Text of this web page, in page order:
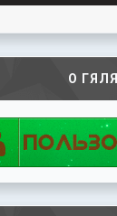
О ГЯЛЯ